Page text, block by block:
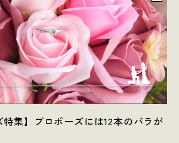
特集】プロポーズには12本のバラが